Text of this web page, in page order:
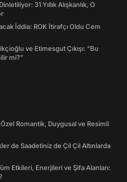
31 Yıllık Alışkanlık, O
İddia: ROK İtirafçı Oldu Cem
ve Etimesgut Çıkışı: “Bu
mi?”
Romantik, Duygusal ve Resimli
de Saadetiniz de Çil Çil Altınlarda
Etkileri, Enerjileri ve Şifa Alanları: